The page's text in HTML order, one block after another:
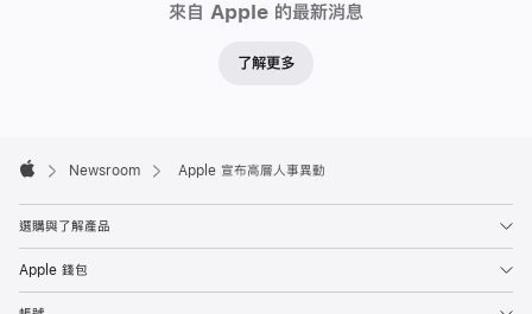
將
於
年
來自 Apple 的最新消息
了解更多
Footer

Newsroom Apple 宣布高層人事異動
選購與了解產品
Apple 錢包